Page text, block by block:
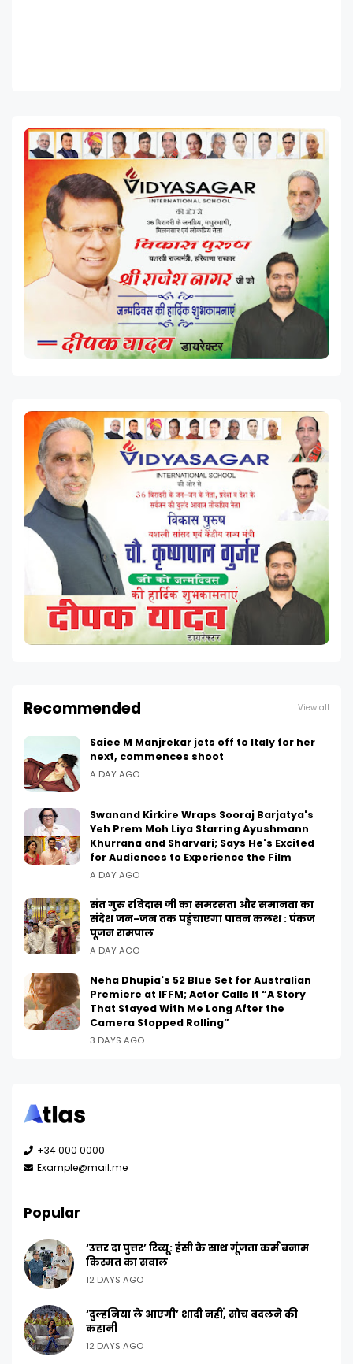
Recommended View all
Saiee M Manjrekar jets off to Italy for her
next, commences shoot
A DAY AGO
Swanand Kirkire Wraps Sooraj Barjatya's
Yeh Prem Moh Liya Starring Ayushmann
Khurrana and Sharvari; Says He's Excited
for Audiences to Experience the Film
A DAY AGO
संत गुरु रविदास जी का समरसता और समानता का
संदेश जन-जन तक पहुंचाएगा पावन कलश : पंकज
पूजन रामपाल
A DAY AGO
Neha Dhupia's 52 Blue Set for Australian
Premiere at IFFM; Actor Calls It “A Story
That Stayed With Me Long After the
Camera Stopped Rolling”
3 DAYS AGO
+34 000 0000
Example@mail.me
Popular
‘उत्तर दा पुत्तर’ रिव्यू: हंसी के साथ गूंजता कर्म बनाम
किस्मत का सवाल
12 DAYS AGO
‘दुल्हनिया ले आएगी’ शादी नहीं, सोच बदलने की
कहानी
12 DAYS AGO